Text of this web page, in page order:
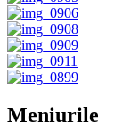
Meniurile